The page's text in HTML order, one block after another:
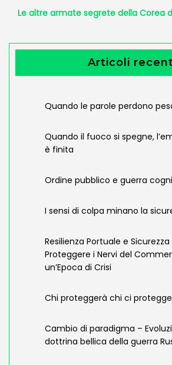
Le altre armate segrete della Corea
Articoli
Quando le parole perdono
Quando il fuoco si spegne,
è finita
Ordine pubblico e guerra
I sensi di colpa minano la
Resilienza Portuale e
Proteggere i Nervi del
un’Epoca di Crisi
Chi proteggerà chi ci
Cambio di paradigma –
dottrina bellica della guerra